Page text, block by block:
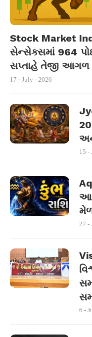
Stock Market
સેન્સેક્સમાં 964
સપ્તાહે તેજી આગળ
17 - July - 2026
15 -
27 -
6 -